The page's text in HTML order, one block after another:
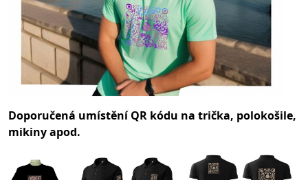
Doporučená umístění QR kódu na trička, polokošile,
mikiny apod.